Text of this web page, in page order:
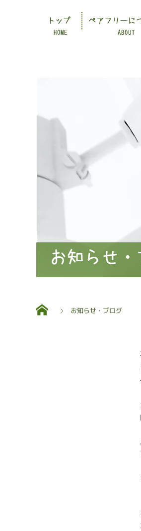
HOME ABOUT
トップ ペアフリーに
お知らせ・
お知らせ・ブログ